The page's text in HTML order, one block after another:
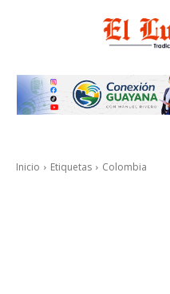
Inicio Etiquetas Colombia